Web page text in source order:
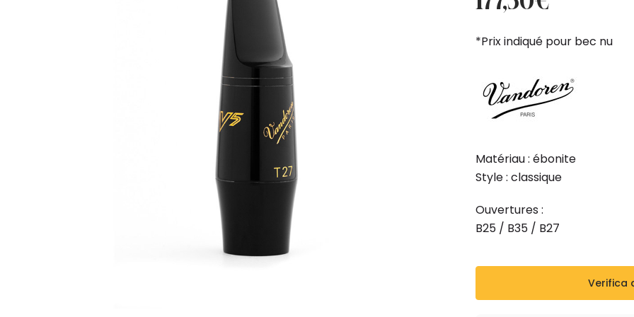
original
era:
é:
*Prix indiqué pour bec nu
Matériau : ébonite
Style : classique
Ouvertures :
B25 / B35 / B27
Verifica